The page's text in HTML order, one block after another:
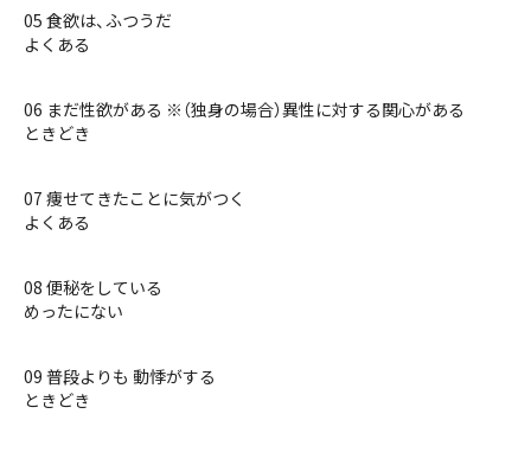
05 食欲は、ふつうだ
よくある
06 まだ性欲がある ※（独身の場合）異性に対する関心がある
ときどき
07 痩せてきたことに気がつく
よくある
08 便秘をしている
めったにない
09 普段よりも 動悸がする
ときどき